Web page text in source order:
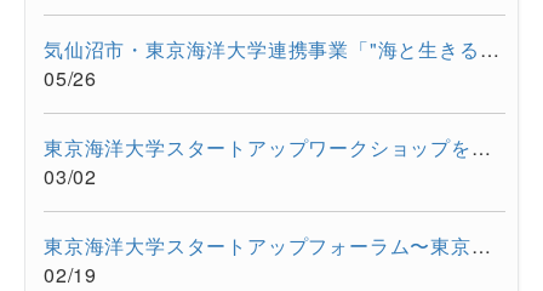
気仙沼市・東京海洋大学連携事業「"海と生きる"連続水産セミナー...
05/26
東京海洋大学スタートアップワークショップを開催しました。
03/02
東京海洋大学スタートアップフォーラム〜東京都大学発スタートア...
02/19